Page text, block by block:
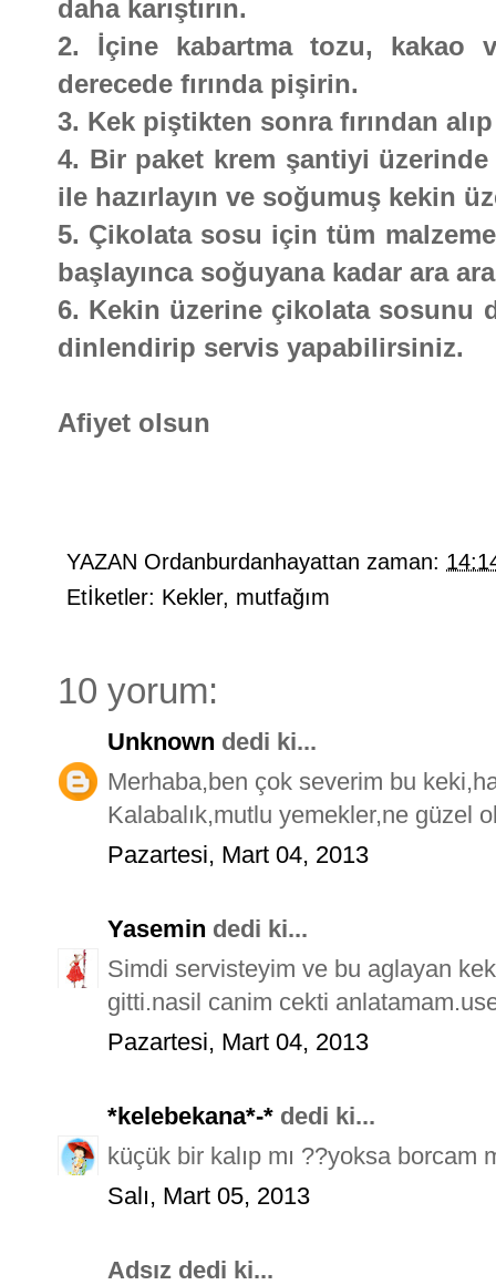
daha karıştırın.
2. İçine kabartma tozu, kakao
derecede fırında pişirin.
3. Kek piştikten sonra fırından
4. Bir paket krem şantiyi
ile hazırlayın ve soğumuş kekin
5. Çikolata sosu için tüm
başlayınca soğuyana kadar ara
6. Kekin üzerine çikolata sosunu
dinlendirip servis yapabilirsiniz.
Afiyet olsun
YAZAN Ordanburdanhayattan zaman:
Etİketler: Kekler, mutfağım
10 yorum:
Unknown dedi ki...
Merhaba,ben çok severim bu
Kalabalık,mutlu yemekler,ne güzel
Pazartesi, Mart 04, 2013
Yasemin dedi ki...
Simdi servisteyim ve bu aglayan
gitti.nasil canim cekti
Pazartesi, Mart 04, 2013
*kelebekana*-* dedi ki...
küçük bir kalıp mı ??yoksa borcam
Salı, Mart 05, 2013
Adsız dedi ki...